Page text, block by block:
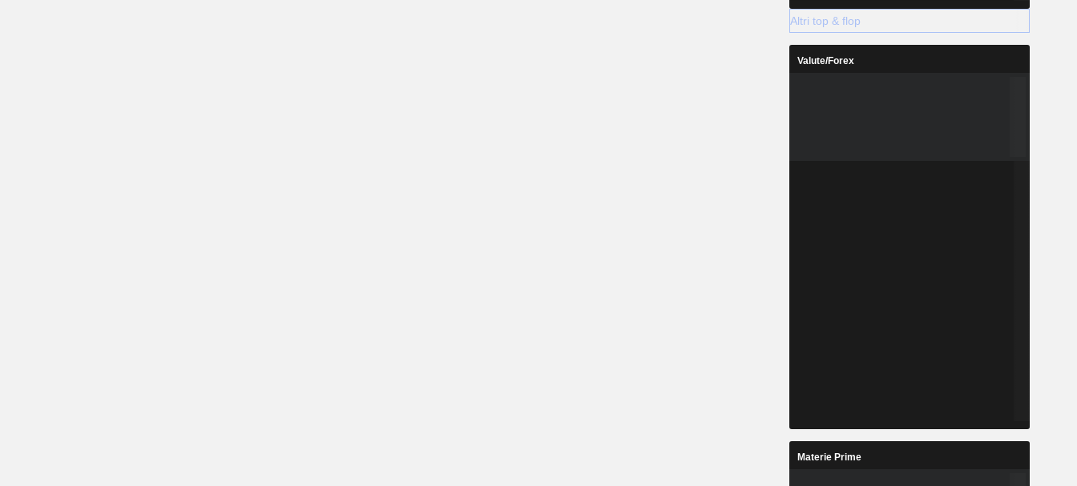
Altri top & flop
Valute/Forex
Materie Prime